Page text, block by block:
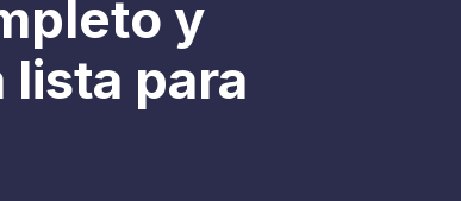
y
para